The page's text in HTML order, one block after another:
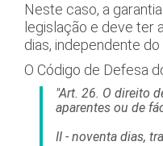
Neste caso, a
legislação e deve ter
dias, independente
O Código de Defesa
"Art. 26. O direito
aparentes ou de
II - noventa dias,